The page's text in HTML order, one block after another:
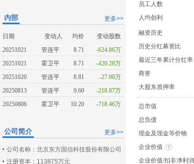
更多>>
内部
日期 变动人 均价
变动股数
20251021
管连平 8.71
-624.86万
20251021
霍卫平 8.71
-420.28万
20251020
管连平 8.81
-27.00万
20250813
管连平 9.60
-218.87万
20250806
霍卫平 10.20 -718.46万
更多>>
公司简介
公司名称：北京东方国信科技股份有限公司
注册资本：113875万元
员工人数
人均创利
融资历史
历史分红募资比
最近三年累计分红率
商誉
大股东质押率
总市值
总负债
现金及现金等价物
企业价值
企业价值/扣非净利润